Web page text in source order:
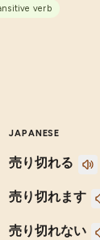
verb
JAPANESE
売り切れる
売り切れます
売り切れない